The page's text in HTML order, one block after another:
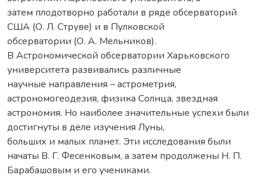
затем плодотворно работали в ряде обсерваторий
США (О. Л. Струве) и в Пулковской
обсерватории (О. А. Мельников).
В Астрономической обсерватории Харьковского
университета развивались различные
научные направления – астрометрия,
астрономогеодезия, физика Солнца, звездная
астрономия. Но наиболее значительные успехи были
достигнуты в деле изучения Луны,
больших и малых планет. Эти исследования были
начаты В. Г. Фесенковым, а затем продолжены Н. П.
Барабашовым и его учениками.